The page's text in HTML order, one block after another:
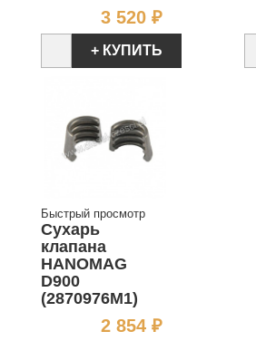
3 520 ₽Цена
+ КУПИТЬ
Быстрый просмотр
Сухарь
клапана
HANOMAG
D900
(2870976M1)
2 854 ₽Цена